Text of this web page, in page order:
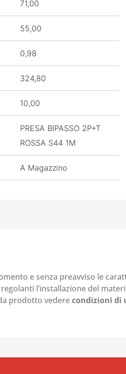
71,00
55,00
0,98
324,80
10,00
PRESA BIPASSO 2P+T
ROSSA S44 1M
A Magazzino
e senza preavviso le
l’installazione del
prodotto vederecondizioni di